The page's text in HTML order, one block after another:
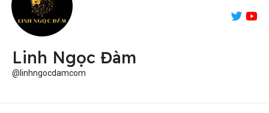
Linh Ngọc Đàm
@linhngocdamcom